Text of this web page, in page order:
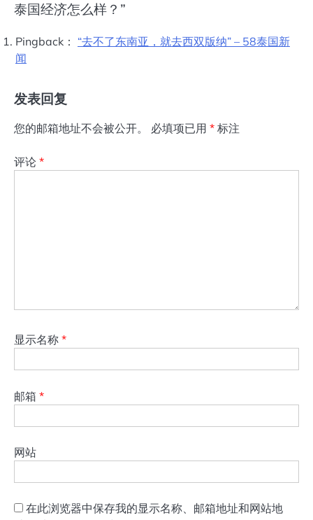
泰国经济怎么样？ ”
Pingback： “去不了东南亚，就去西双版纳” – 58泰国新
闻
发表回复
您的邮箱地址不会被公开。 必填项已用 * 标注
评论 *
显示名称 *
邮箱 *
网站
在此浏览器中保存我的显示名称、邮箱地址和网站地